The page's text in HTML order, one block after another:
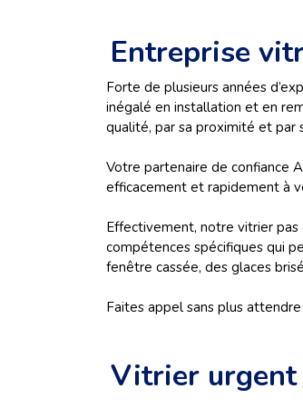
Entreprise
Forte de plusieurs années
inégalé en installation et en
qualité, par sa proximité et par
Votre partenaire de confiance
efficacement et rapidement à
Effectivement, notre vitrier pas
compétences spécifiques qui
fenêtre cassée, des glaces
Faites appel sans plus
Vitrier urgent